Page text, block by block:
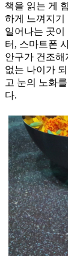
책을 읽는 게
하게 느껴지기
일어나는 곳
터, 스마트폰
안구가 건조
없는 나이가
고 눈의 노화
다.